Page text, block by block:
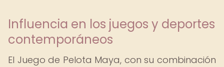
Influencia en los juegos y deportes
contemporáneos
El Juego de Pelota Maya, con su combinación